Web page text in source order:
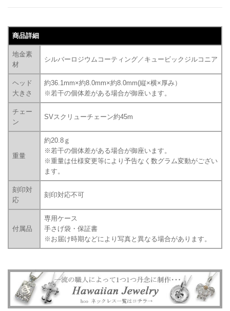
商品詳細
地金素
材
シルバーロジウムコーティング／キュービックジルコニア
ヘッド
大きさ
約36.1mm×約8.0mm×約8.0mm(縦×横×厚み）
※若干の個体差がある場合が御座います。
チェー
ン
SVスクリューチェーン約45m
重量
約20.8ｇ
※若干の個体差がある場合が御座います。
※重量は仕様変更等により予告なく数グラム変動がござい
ます。
刻印対
応
刻印対応不可
付属品
専用ケース
手さげ袋・保証書
※お届け時期などにより写真と異なる場合があります。